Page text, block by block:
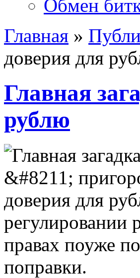
Обмен
Главная »
доверия для
Главная
рублю
регулировании
правах поуже
поправки.